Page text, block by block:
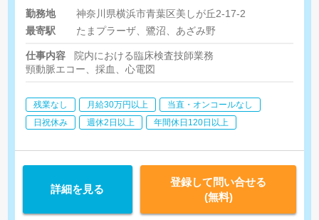
勤務地
神奈川県横浜市青葉区美しが丘2-17-2
最寄駅
たまプラーザ、鷺沼、あざみ野
仕事内容
院内における臨床検査技師業務
頸動脈エコー、採血、心電図
残業なし 月給30万円以上
当直・オンコールなし
日祝休み
週休2日以上 年間休日120日以上
詳細を見る
登録して問い合せる
(無料)